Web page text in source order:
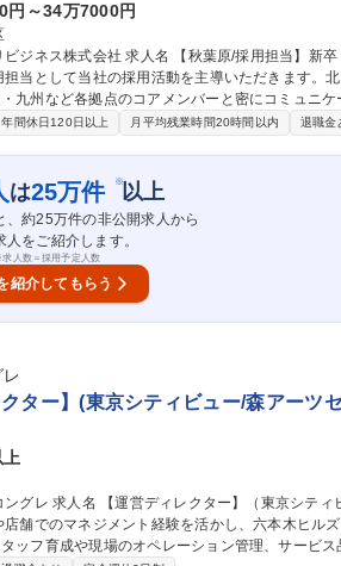
円～34万7000円
担当】新卒・中途採用の担当/住友商事グループ 仕事の
担当として当社の採用活動を主導いただきます。
九州など各拠点のコアメンバーと密にコミュニケ
作成、採用イベントの運営、大学訪問、出展イベ
担当など ★採用業務が主な担当ですが、人材育成
将来的に部の中核人材としての活躍を期待しています。 募集職種 【
当/住友商事グループ
年間休日120日以上 月平均残業時間20時間以内 退職金
は25万件 ※以上
、約25万件の非公開求人から
をご紹介します。
人数＝採用予定人数
紹介してもらう
クター】(東京シティビュー/森アーツ
アーツセンターギャラリー） 仕
舗でのマネジメント経験を活かし、六本木ヒル
フ育成や現場のオペレーション管理、サービス品質向